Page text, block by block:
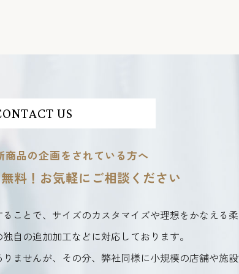
US
商品の企画をされている方へ
料！ お気軽にご相談ください
ことで、サイズのカスタマイズや理想をかなえる柔
自の追加加工などに対応しております。
ませんが、その分、弊社同様に小規模の店舗や施設